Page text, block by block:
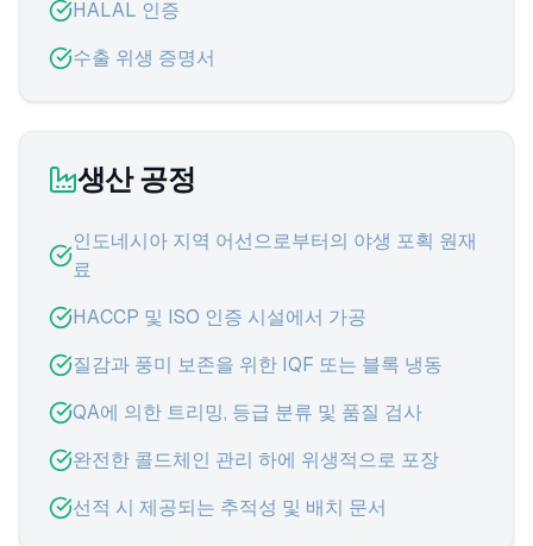
HALAL 인증
수출 위생 증명서
생산 공정
인도네시아 지역 어선으로부터의 야생 포획 원재
료
HACCP 및 ISO 인증 시설에서 가공
질감과 풍미 보존을 위한 IQF 또는 블록 냉동
QA에 의한 트리밍, 등급 분류 및 품질 검사
완전한 콜드체인 관리 하에 위생적으로 포장
선적 시 제공되는 추적성 및 배치 문서